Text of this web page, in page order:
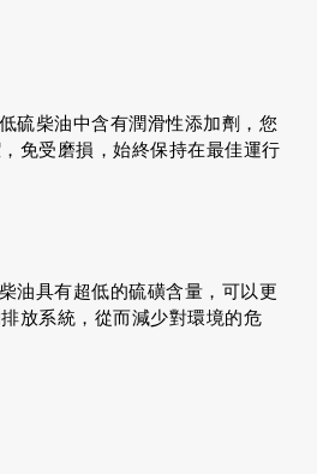
硫柴油中含有潤滑性添加劑，您
免受磨損，始終保持在最佳運行
油具有超低的硫磺含量，可以更
放系統，從而減少對環境的危